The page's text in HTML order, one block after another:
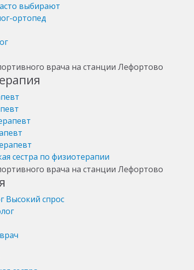
выбирают
ортопед
сестра по физиотерапии
Высокий спрос